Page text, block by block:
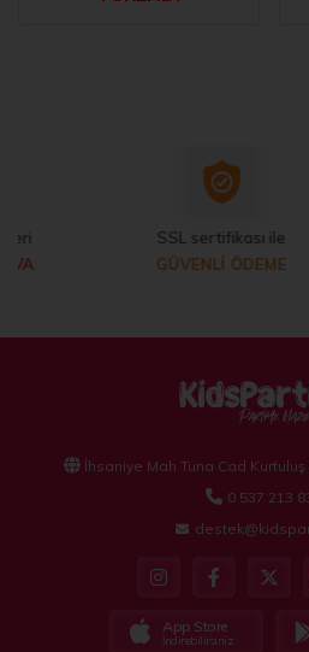
SSL sertifikası ile
GÜVENLİ ÖDEME
İhsaniye Mah Tuna Cad
0 537 213
App Store
İndirebilirsiniz